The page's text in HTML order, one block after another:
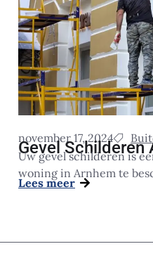
november 17, 2024
Gevel Schilderen
Uw gevel schilderen is
woning in Arnhem te
Lees meer